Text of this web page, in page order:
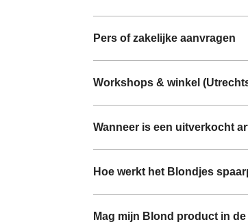
Pers of zakelijke aanvragen
Workshops & winkel
Wanneer is een uitverkocht
Hoe werkt het Blondjes
Mag mijn Blond product in